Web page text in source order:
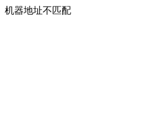
机器地址不匹配